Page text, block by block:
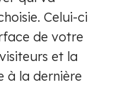
Celui-ci
de votre
et la
à la dernière